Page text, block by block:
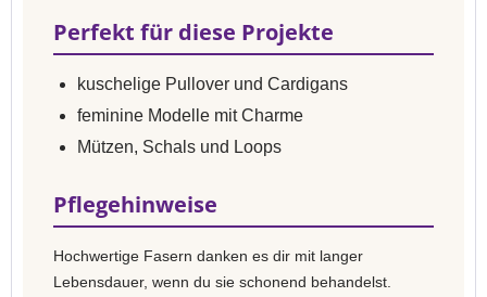
Perfekt für diese Projekte
kuschelige Pullover und Cardigans
feminine Modelle mit Charme
Mützen, Schals und Loops
Pflegehinweise
Hochwertige Fasern danken es dir mit langer
Lebensdauer, wenn du sie schonend behandelst.